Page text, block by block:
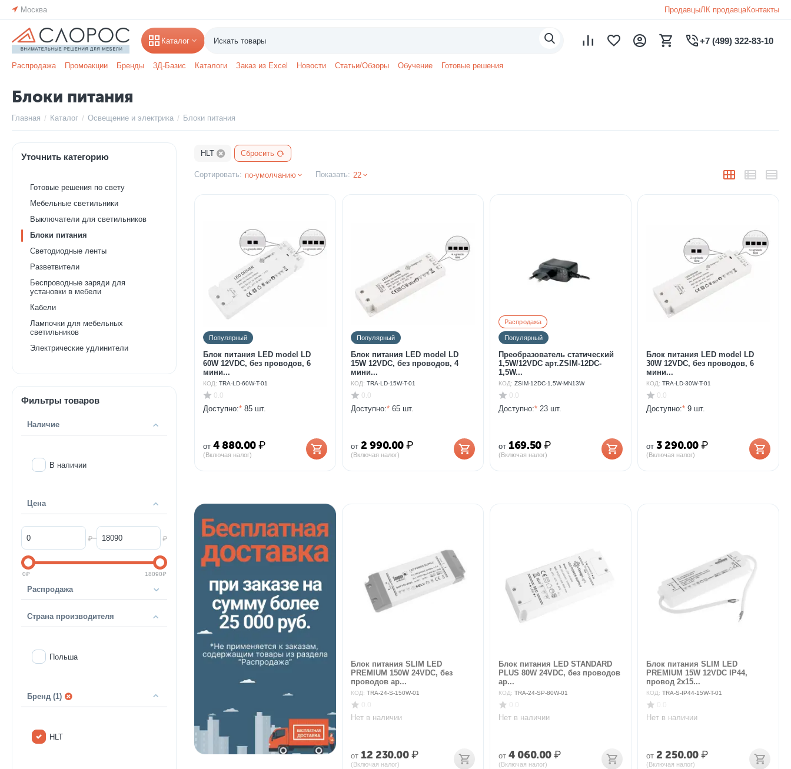
Москва ПродавцыЛК продавцаКонтакты
Каталог +7 (499) 322-83-10
Распродажа Промоакции Бренды 3Д-Базис Каталоги Заказ из Excel Новости Статьи/Обзоры Обучение Готовые решения
Блоки питания
Главная / Каталог / Освещение и электрика / Блоки питания
HLT Сбросить
Сортировать: по-умолчанию Показать: 22
Популярный
Блок питания LED model LD
60W 12VDC, без проводов, 6
мини...
КОД: TRA-LD-60W-T-01
0.0
Доступно:* 85 шт.
от 4 880.00₽
(Включая налог)
Популярный
Блок питания LED model LD
15W 12VDC, без проводов, 4
мини...
КОД: TRA-LD-15W-T-01
0.0
Доступно:* 65 шт.
от 2 990.00₽
(Включая налог)
Распродажа
Популярный
Преобразователь статический
1,5W/12VDC арт.ZSIM-12DC-
1,5W...
КОД: ZSIM-12DC-1,5W-MN13W
0.0
Доступно:* 23 шт.
от 169.50₽
(Включая налог)
Блок питания LED model LD
30W 12VDC, без проводов, 6
мини...
КОД: TRA-LD-30W-T-01
0.0
Доступно:* 9 шт.
от 3 290.00₽
(Включая налог)
Блок питания SLIM LED
PREMIUM 150W 24VDC, без
проводов ар...
КОД: TRA-24-S-150W-01
Нет в наличии
от 12 230.00₽
(Включая налог)
Блок питания LED STANDARD
PLUS 80W 24VDC, без проводов
ар...
КОД: TRA-24-SP-80W-01
Нет в наличии
от 4 060.00₽
(Включая налог)
Блок питания SLIM LED
PREMIUM 15W 12VDC IP44,
провод 2х15...
КОД: TRA-S-IP44-15W-T-01
Нет в наличии
от 2 250.00₽
(Включая налог)
Уточнить категорию
Готовые решения по свету
Мебельные светильники
Выключатели для светильников
Блоки питания
Светодиодные ленты
Разветвители
Беспроводные заряди для
установки в мебели
Кабели
Лампочки для мебельных
светильников
Электрические удлинители
Фильтры товаров
Наличие
В наличии
Цена
₽– ₽
0₽ 18090₽
Распродажа
Страна производителя
Польша
Бренд (1)
HLT